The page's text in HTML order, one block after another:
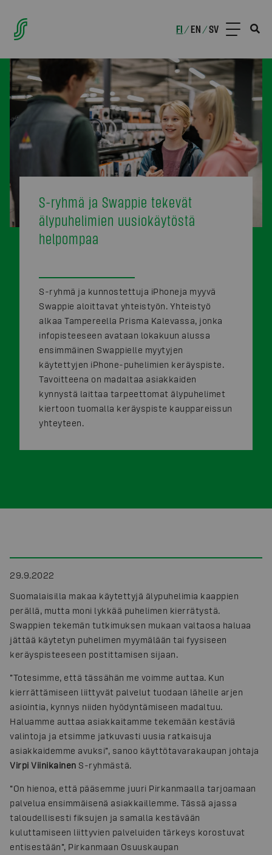
FI /EN /SV
S-ryhmä ja Swappie tekevät
älypuhelimien uusiokäytöstä
helpompaa
S-ryhmä ja kunnostettuja iPhoneja myyvä
Swappie aloittavat yhteistyön. Yhteistyö
alkaa Tampereella Prisma Kalevassa, jonka
infopisteeseen avataan lokakuun alussa
ensimmäinen Swappielle myytyjen
käytettyjen iPhone-puhelimien keräyspiste.
Tavoitteena on madaltaa asiakkaiden
kynnystä laittaa tarpeettomat älypuhelimet
kiertoon tuomalla keräyspiste kauppareissun
yhteyteen.
29.9.2022
Suomalaisilla makaa käytettyjä älypuhelimia kaappien
perällä, mutta moni lykkää puhelimen kierrätystä.
Swappien tekemän tutkimuksen mukaan valtaosa haluaa
jättää käytetyn puhelimen myymälään tai fyysiseen
keräyspisteeseen postittamisen sijaan.
”Totesimme, että tässähän me voimme auttaa. Kun
kierrättämiseen liittyvät palvelut tuodaan lähelle arjen
asiointia, kynnys niiden hyödyntämiseen madaltuu.
Haluamme auttaa asiakkaitamme tekemään kestäviä
valintoja ja etsimme jatkuvasti uusia ratkaisuja
asiakkaidemme avuksi”, sanoo käyttötavarakaupan johtaja
Virpi Viinikainen S-ryhmästä.
“On hienoa, että pääsemme juuri Pirkanmaalla tarjoamaan
palvelua ensimmäisenä asiakkaillemme. Tässä ajassa
taloudellisesti fiksujen ja samalla kestävään
kuluttamiseen liittyvien palveluiden tärkeys korostuvat
entisestään”, Pirkanmaan Osuuskaupan